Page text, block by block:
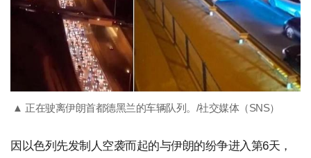
▲ 正在驶离伊朗首都德黑兰的车辆队列。/社交媒体（SNS）
因以色列先发制人空袭而起的与伊朗的纷争进入第6天，